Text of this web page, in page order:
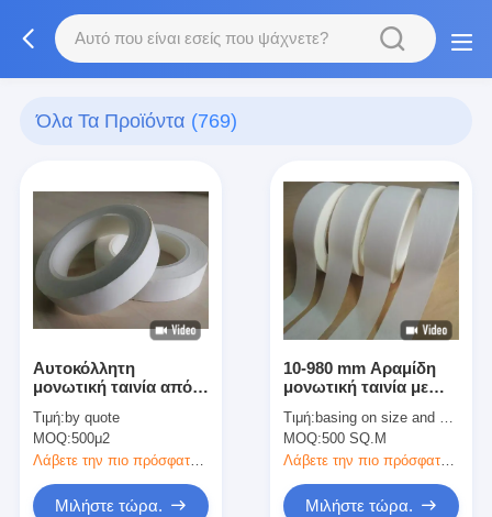
Όλα Τα Προϊόντα (769)
Αυτοκόλλητη
μονωτική ταινία από
ευαίσθητη στην πίεση
ακρυλικού πάχους
0,10mm
Τιμή: by quote
MOQ:500μ2
Λάβετε την πιο πρόσφατη τιμή
Μιλήστε τώρα.
10-980 mm Αραμίδη
μονωτική ταινία με
Τιμή: basing on size and quantity
MOQ:500 SQ.M
Μιλήστε τώρα.